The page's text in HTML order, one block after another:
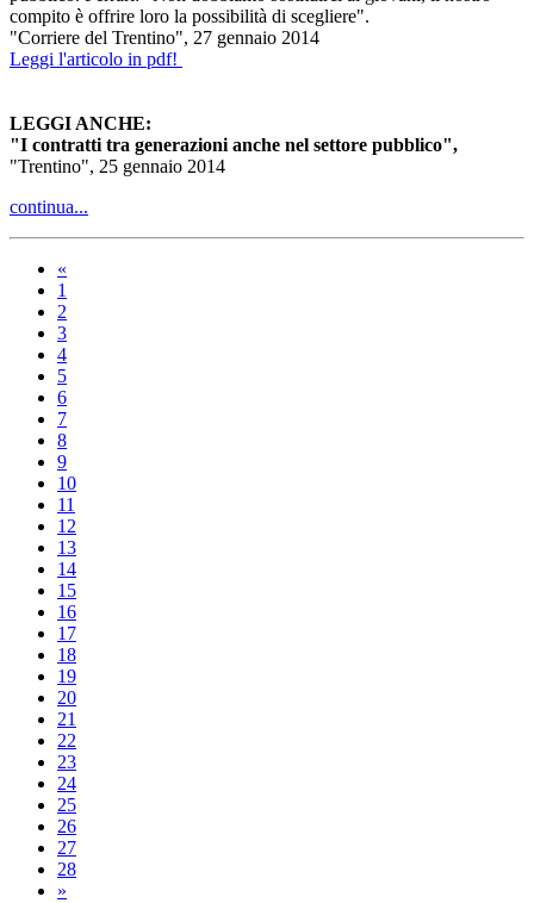
compito è offrire loro la possibilità di scegliere".
"Corriere del Trentino", 27 gennaio 2014
Leggi l'articolo in pdf!
LEGGI ANCHE:
"I contratti tra generazioni anche nel settore pubblico",
"Trentino", 25 gennaio 2014
continua...
«
1
2
3
4
5
6
7
8
9
10
11
12
13
14
15
16
17
18
19
20
21
22
23
24
25
26
27
28
»